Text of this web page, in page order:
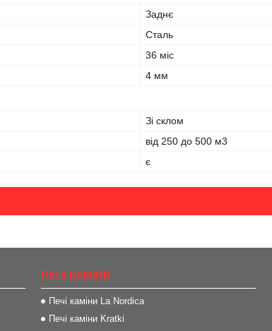
Заднє
Сталь
36 міс
4 мм
Зі склом
від 250 до 500 м3
є
ПЕЧІ КАМІНИ
Печі каміни La Nordica
Печі каміни Kratki